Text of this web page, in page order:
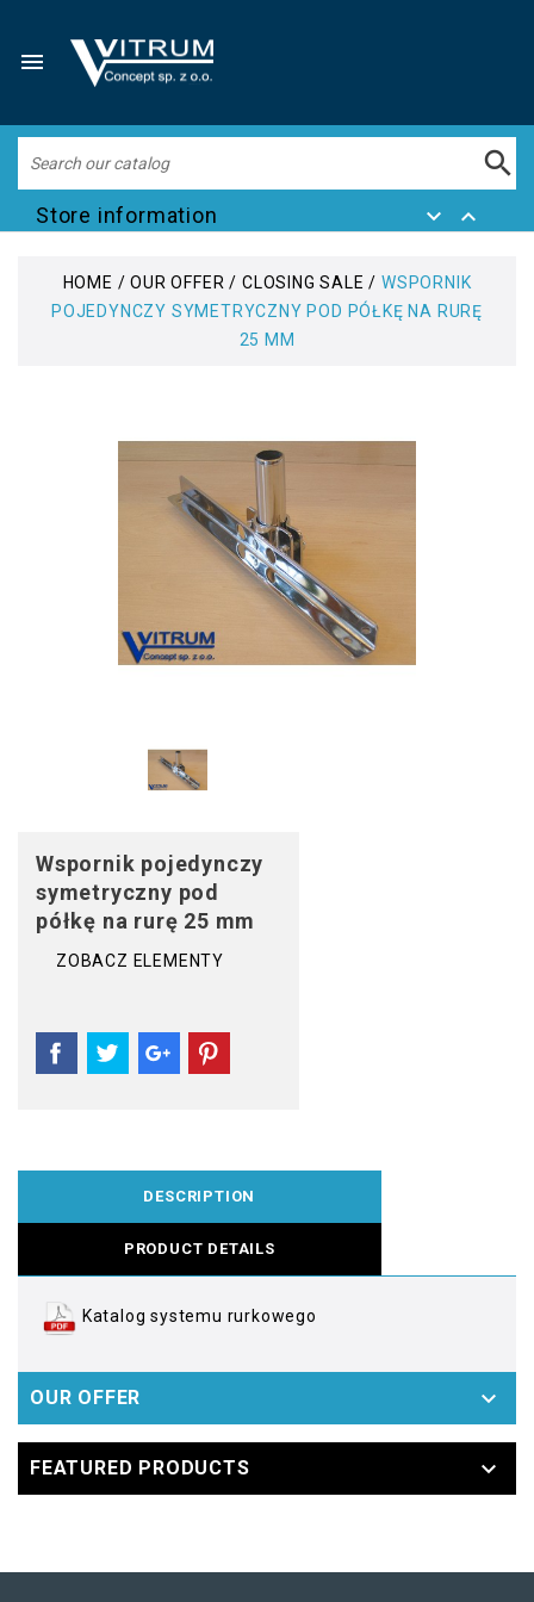


Store information  
HOME OUR OFFER CLOSING SALE
WSPORNIK
POJEDYNCZY SYMETRYCZNY POD PÓŁKĘ NA RURĘ
25 MM
Wspornik pojedynczy
symetryczny pod
półkę na rurę 25 mm
ZOBACZ ELEMENTY
DESCRIPTION
PRODUCT DETAILS
Katalog systemu rurkowego
OUR OFFER 
FEATURED PRODUCTS 